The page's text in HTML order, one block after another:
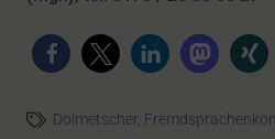
Dolmetscher,